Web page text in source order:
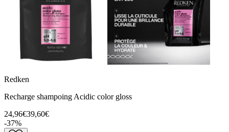
Redken
Recharge shampoing Acidic color gloss
24,96€39,60€
-37%